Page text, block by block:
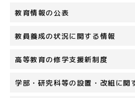
教育情報の公表
教員養成の状況に関する情報
高等教育の修学支援新制度
学部・研究科等の設置・改組に関